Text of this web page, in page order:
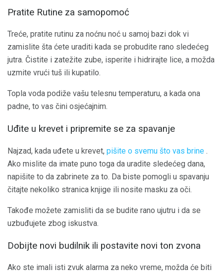
Pratite Rutine za samopomoć
Treće, pratite rutinu za noćnu noć u samoj bazi dok vi
zamislite šta ćete uraditi kada se probudite rano sledećeg
jutra. Čistite i zatežite zube, isperite i hidrirajte lice, a možda
uzmite vrući tuš ili kupatilo.
Topla voda podiže vašu telesnu temperaturu, a kada ona
padne, to vas čini osjećajnim.
Uđite u krevet i pripremite se za spavanje
Najzad, kada uđete u krevet, pišite o svemu što vas brine .
Ako mislite da imate puno toga da uradite sledećeg dana,
napišite to da zabrinete za to. Da biste pomogli u spavanju
čitajte nekoliko stranica knjige ili nosite masku za oči.
Takođe možete zamisliti da se budite rano ujutru i da se
uzbuđujete zbog iskustva.
Dobijte novi budilnik ili postavite novi ton zvona
Ako ste imali isti zvuk alarma za neko vreme, možda će biti